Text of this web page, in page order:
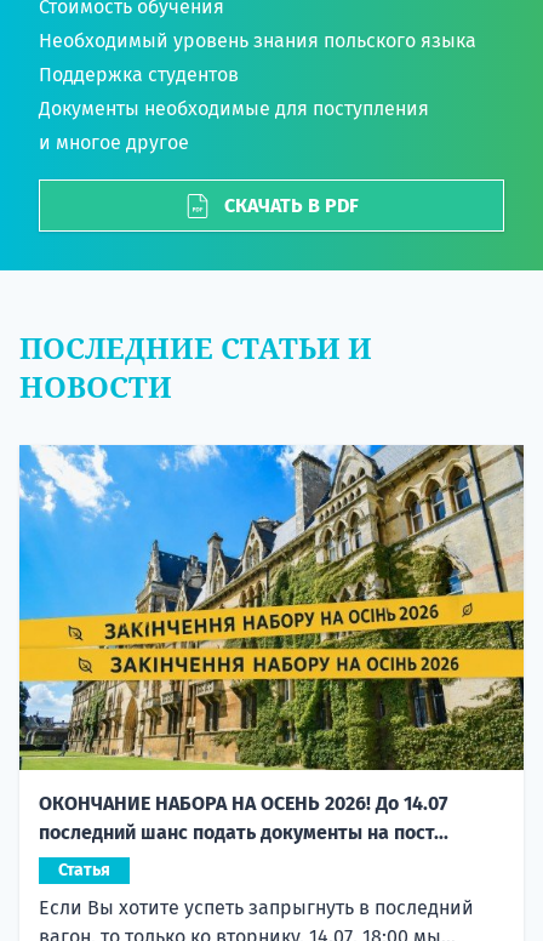
Стоимость обучения
Необходимый уровень знания польского языка
Поддержка студентов
Документы необходимые для поступления
и многое другое
СКАЧАТЬ В PDF
ПОСЛЕДНИЕ СТАТЬИ И
НОВОСТИ
ОКОНЧАНИЕ НАБОРА НА ОСЕНЬ 2026! До 14.07
последний шанс подать документы на пост...
Статья
Если Вы хотите успеть запрыгнуть в последний
вагон, то только ко вторнику, 14.07, 18:00 мы...